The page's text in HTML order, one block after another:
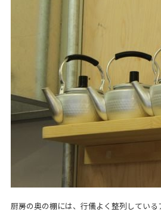
厨房の奥の棚には、行儀よく整列している